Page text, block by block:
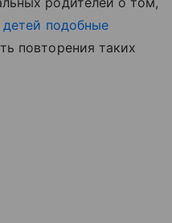
детей подобные
повторения таких